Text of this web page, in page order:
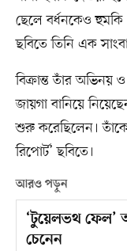
ছেলে বর্ধনকেও
ছবিতে তিনি এক
বিক্রান্ত তাঁর অভিনয়
জায়গা বানিয়ে
শুরু করেছিলেন।
রিপোর্ট’ ছবিতে।
আরও পড়ুন
‘টুয়েলভথ ফেল’
চেনেন